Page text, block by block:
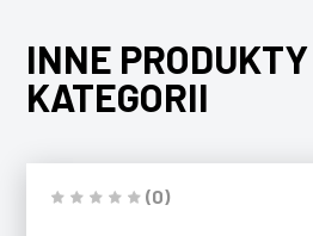
INNE
KATEGORII
(0)